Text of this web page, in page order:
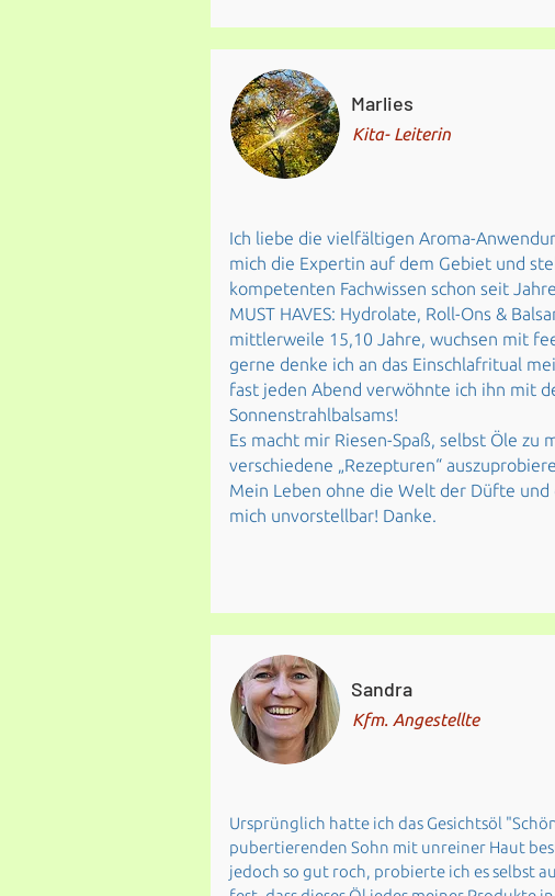
Marlies
Kita- Leiterin
Ich liebe die vielfältigen Aroma-
mich die Expertin auf dem Gebiet und
kompetenten Fachwissen schon seit
MUST HAVES: Hydrolate, Roll-Ons &
mittlerweile 15,10 Jahre, wuchsen mit
gerne denke ich an das Einschlafritual
fast jeden Abend verwöhnte ich ihn mit
Sonnenstrahlbalsams!
Es macht mir Riesen-Spaß, selbst Öle zu
verschiedene „Rezepturen“
Mein Leben ohne die Welt der Düfte
mich unvorstellbar! Danke.
Sandra
Kfm. Angestellte
Ursprünglich hatte ich das Gesichtsöl
pubertierenden Sohn mit unreiner Haut
jedoch so gut roch, probierte ich es selbst